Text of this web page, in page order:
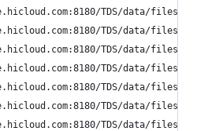
TDS/data/files/p9/
TDS/data/files/p9/
TDS/data/files/p9/
TDS/data/files/p9/
TDS/data/files/p9/
TDS/data/files/p9/
TDS/data/files/p9/